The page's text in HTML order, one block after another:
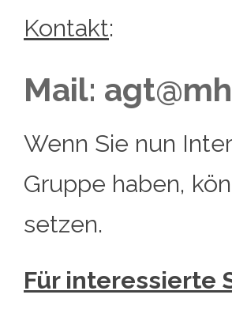
Kontakt:
Mail:
Wenn Sie nun
Gruppe haben,
setzen.
Für interessierte